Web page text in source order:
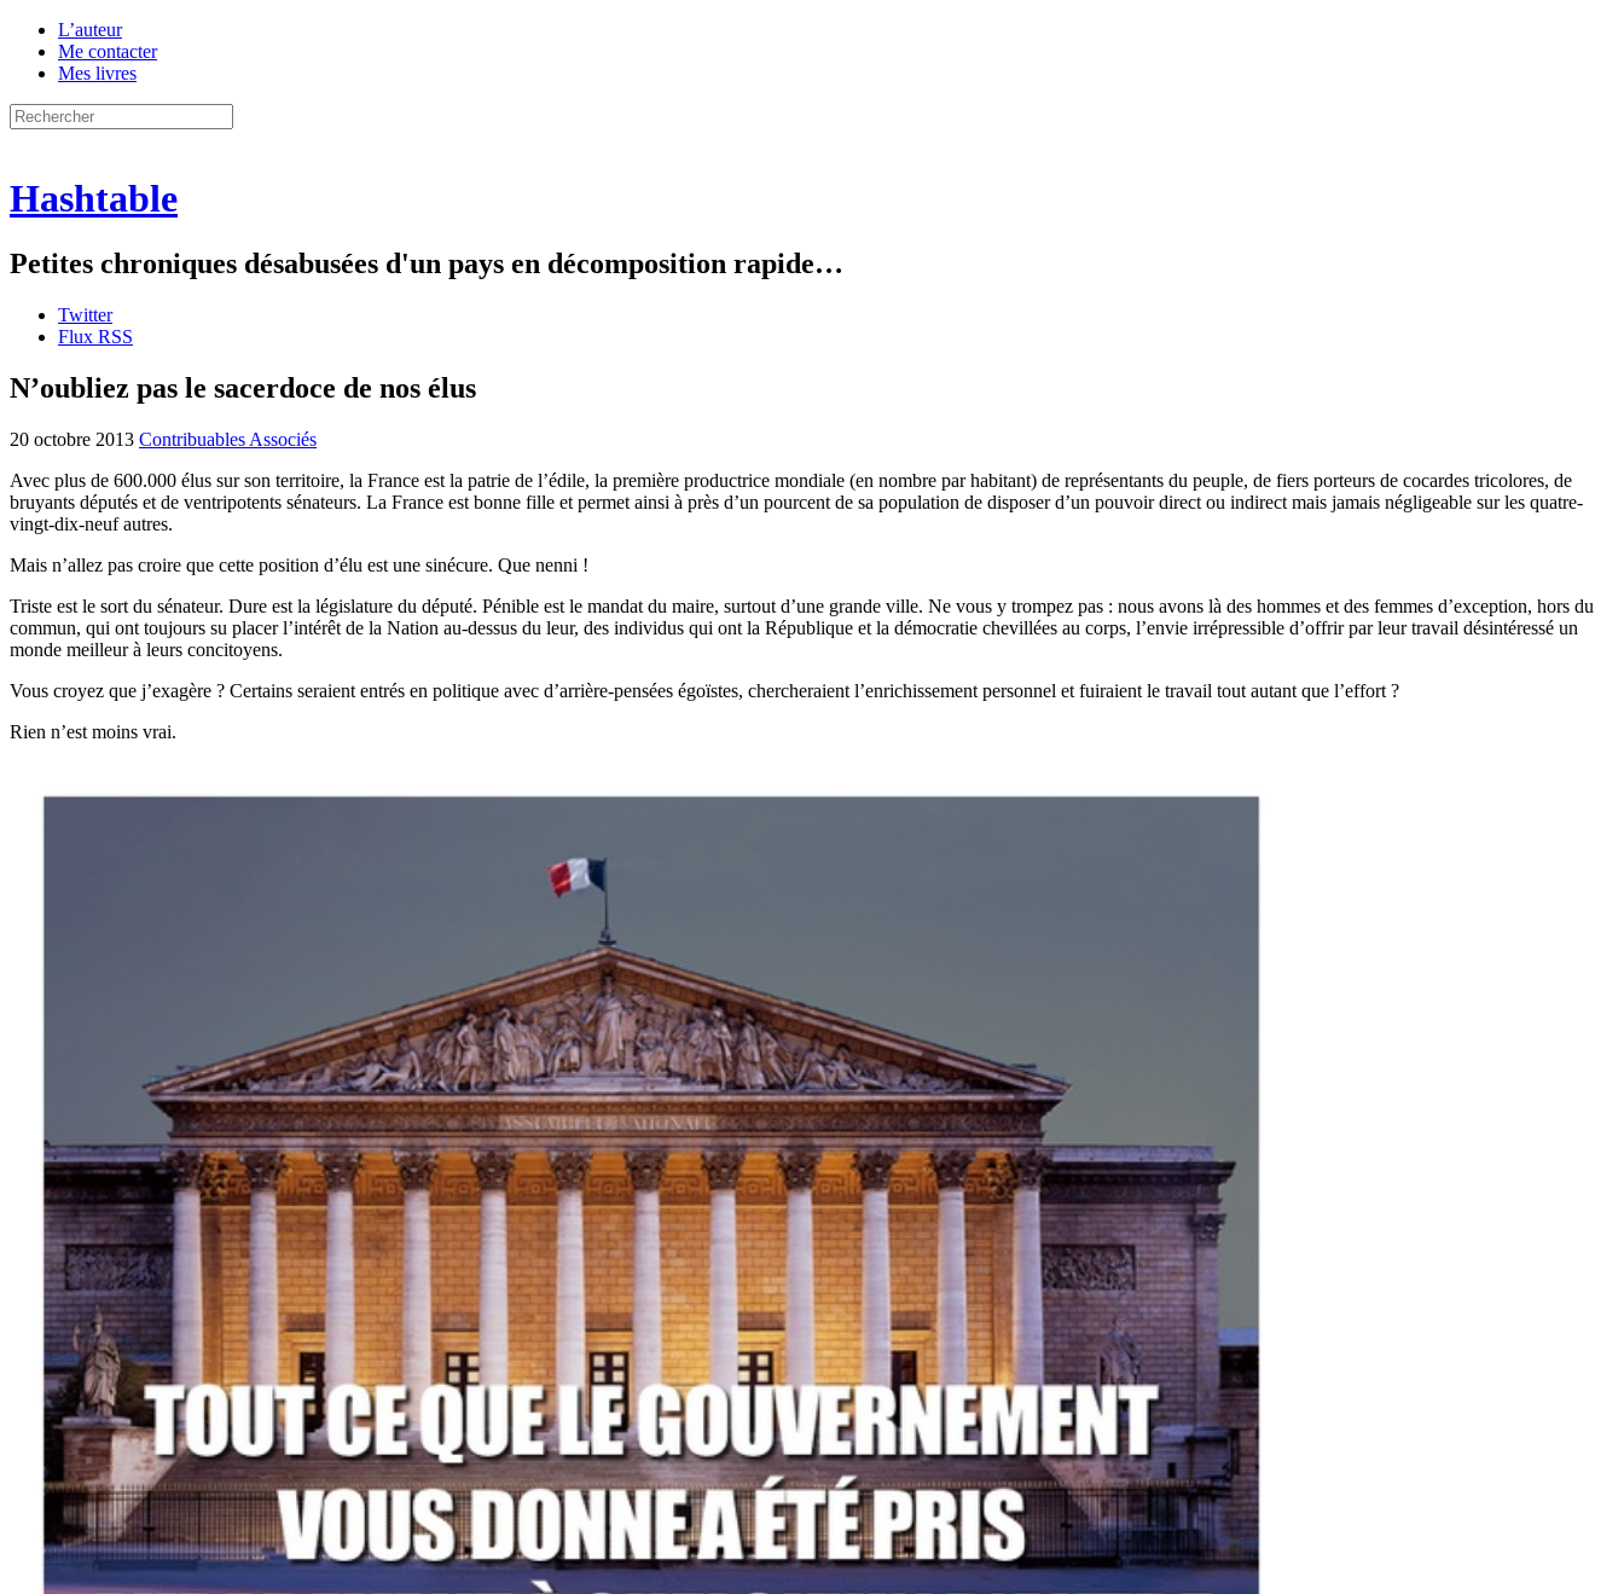
L’auteur
Me contacter
Mes livres
Hashtable
Petites chroniques désabusées d'un pays en décomposition rapide…
Twitter
Flux RSS
N’oubliez pas le sacerdoce de nos élus
20 octobre 2013 Contribuables Associés
Avec plus de 600.000 élus sur son territoire, la France est la patrie de l’édile, la première productrice mondiale (en nombre par habitant) de représentants du peuple, de fiers porteurs de cocardes tricolores, de
bruyants députés et de ventripotents sénateurs. La France est bonne fille et permet ainsi à près d’un pourcent de sa population de disposer d’un pouvoir direct ou indirect mais jamais négligeable sur les quatre-
vingt-dix-neuf autres.
Mais n’allez pas croire que cette position d’élu est une sinécure. Que nenni !
Triste est le sort du sénateur. Dure est la législature du député. Pénible est le mandat du maire, surtout d’une grande ville. Ne vous y trompez pas : nous avons là des hommes et des femmes d’exception, hors du
commun, qui ont toujours su placer l’intérêt de la Nation au-dessus du leur, des individus qui ont la République et la démocratie chevillées au corps, l’envie irrépressible d’offrir par leur travail désintéressé un
monde meilleur à leurs concitoyens.
Vous croyez que j’exagère ? Certains seraient entrés en politique avec d’arrière-pensées égoïstes, chercheraient l’enrichissement personnel et fuiraient le travail tout autant que l’effort ?
Rien n’est moins vrai.